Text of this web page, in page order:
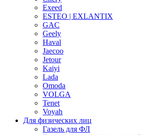
Exeed
ESTEO | EXLANTIX
GAC
Geely
Haval
Jaecoo
Jetour
Kaiyi
Lada
Omoda
VOLGA
Tenet
Voyah
Для физических лиц
Газель для ФЛ